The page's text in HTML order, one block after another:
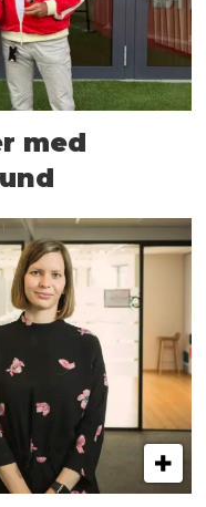
med